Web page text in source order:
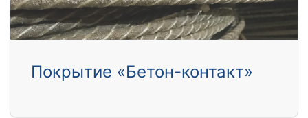
Покрытие «Бетон-контакт»